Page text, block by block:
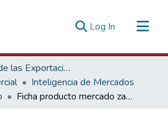
Log In (current)
Promoción de las Exportaciones
Inteligencia de Mercados
Ficha producto mercado zapatas para orugas Chile